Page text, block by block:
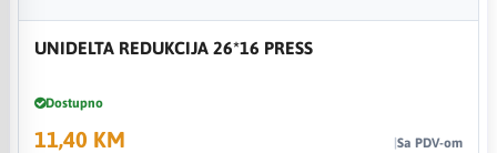
UNIDELTA REDUKCIJA 26*16 PRESS
Dostupno
11,40 KM Sa PDV-om